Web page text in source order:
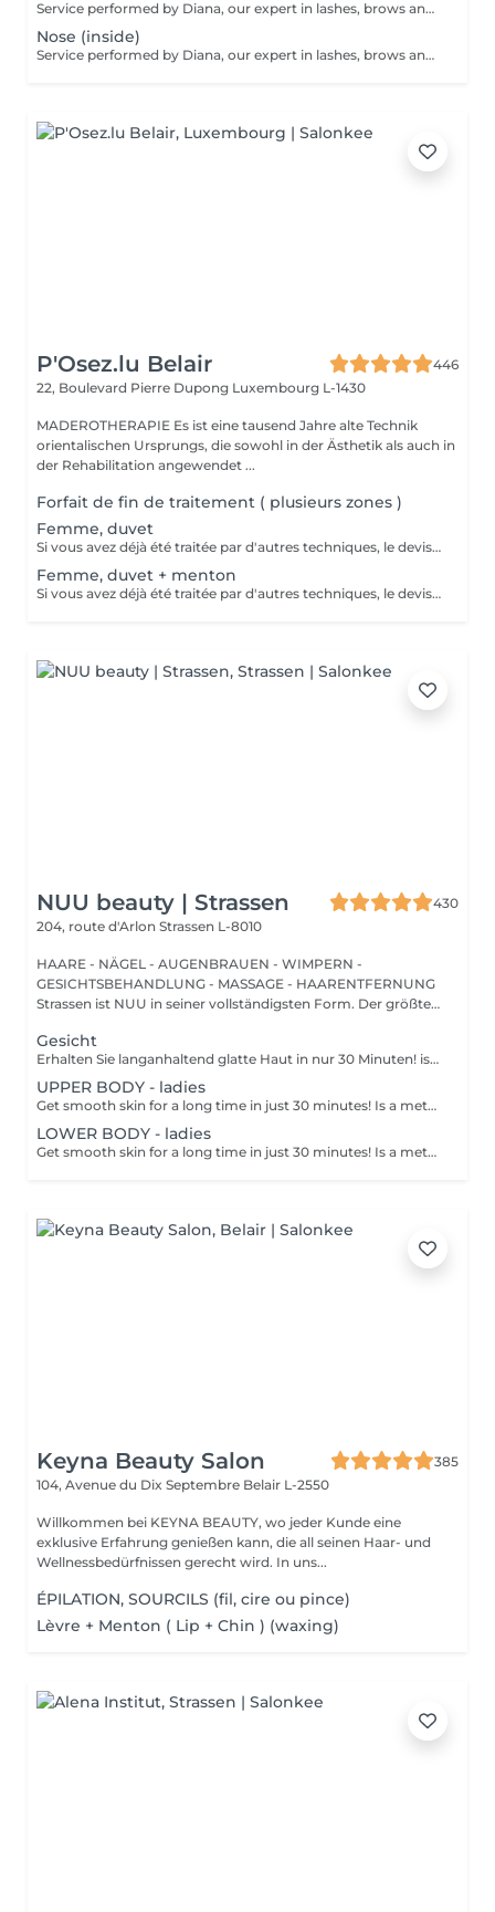
Service performed by Diana, our expert in lashes, brows and hair removal, with over 10 years of experience, ensuring precision and high-quality results.
Nose (inside)
Service performed by Diana, our expert in lashes, brows and hair removal, with over 10 years of experience, ensuring precision and high-quality results.
P'Osez.lu Belair
446
22, Boulevard Pierre Dupong Luxembourg L-1430
MADEROTHERAPIE Es ist eine tausend Jahre alte Technik
orientalischen Ursprungs, die sowohl in der Ästhetik als auch in
der Rehabilitation angewendet ...
Forfait de fin de traitement ( plusieurs zones )
Femme, duvet
Si vous avez déjà été traitée par d'autres techniques, le devis devra être adapté à votre situation. (75 par quart d'heure)
Femme, duvet + menton
Si vous avez déjà été traitée par d'autres techniques, le devis devra être adapté à votre situation. (75 par quart d'heure)
NUU beauty | Strassen
430
204, route d'Arlon Strassen L-8010
HAARE - NÄGEL - AUGENBRAUEN - WIMPERN -
GESICHTSBEHANDLUNG - MASSAGE - HAARENTFERNUNG
Strassen ist NUU in seiner vollständigsten Form. Der größte
Gesicht
Erhalten Sie langanhaltend glatte Haut in nur 30 Minuten! ist eine Methode zur Haarentfernung, bei der die Haare mitsamt der Haarfollikel mit warmem Wachs herausgezogen werden. Wie wird die Wachs-Epilation durchgeführt? - Vorbereitung (die Kosmetikerin trägt eine spezielle antiseptische Lotion auf die Haut auf) - Wachs wird aufgetragen (die Wachsmischung wird auf eine bestimmte Temperatur erhitzt und anschließend mit einem Holzspatel auf die Haut aufgetragen) - Enthaarung (nachdem das Wachs ausgehärtet ist, entfernt die Kosmetikerin die Wachsstreifen mit den Haaren durch scharfe Bewegungen) - Wachsreste werden entfernt (Wachsreste werden entfernt und Aloe-Vera-Creme wird aufgetragen) Altersbeschränkungen: empfohlenes Mindestalter ab 14 Jahren. Empfehlungen nach dem Eingriff: es wird empfohlen, innerhalb von 12 Stunden nach dem Eingriff kein heißes Bad zu nehmen, keine Sauna zu besuchen und nicht im Pool zu schwimmen, da dies zu Reizungen führen kann. Frequenz: einmal in 4 Wochen.
UPPER BODY - ladies
Get smooth skin for a long time in just 30 minutes! Is a method of hair removal when your hair is pulled out with warm wax with the hair follicle. How is wax epilation done? - preparation is performed - wax is applied - depilation is performed - wax residue is removed Age restrictions: recommended to do from 14 years. Post procedure recommendations: do not take hot bath, do not visit sauna, do not swim in the pool for 12 hours after the procedure - it can cause irritation. Frequency: once in 4 weeks.
LOWER BODY - ladies
Get smooth skin for a long time in just 30 minutes! Is a method of hair removal when your hair is pulled out with warm wax with the hair follicle. How is wax epilation done? - preparation is performed - wax is applied - depilation is performed - wax residue is removed Age restrictions: recommended to do from 14 years. Post procedure recommendations: do not take hot bath, do not visit sauna, do not swim in the pool for 12 hours after the procedure - it can cause irritation. Frequency: once in 4 weeks.
Keyna Beauty Salon
385
104, Avenue du Dix Septembre Belair L-2550
Willkommen bei KEYNA BEAUTY, wo jeder Kunde eine
exklusive Erfahrung genießen kann, die all seinen Haar- und
Wellnessbedürfnissen gerecht wird. In uns...
ÉPILATION, SOURCILS (fil, cire ou pince)
Lèvre + Menton ( Lip + Chin ) (waxing)